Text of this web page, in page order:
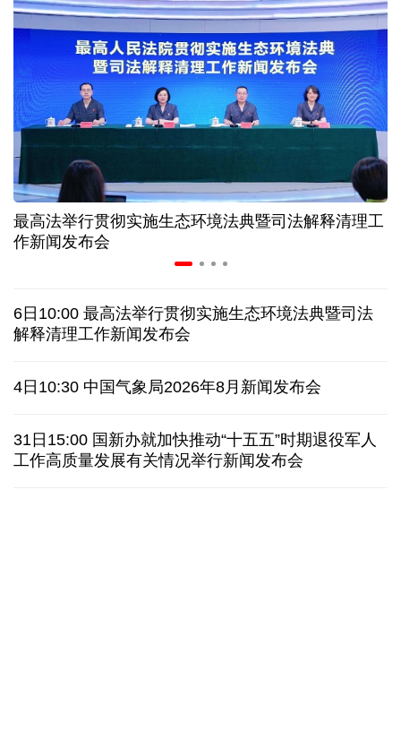
上海打通脑机接口技术走向市场的“三道关”
活力中国调研行｜江淮大地，科技成果正落地生“金”
上半年规模以上工业中小企业增加值同比增长5.8%
从纪念馆到采油一线，新时代石油人这样传承铁人精
神
创新涌动，坚韧向前——解读前7个月我国外贸成绩
日本执政当局应停止在核问题上玩火
我国学者发现银河系外围气体盘呈现波纹状褶皱结构
最高法举行贯彻实施生态环境法典暨司法解释清理工
作新闻发布会
6日10:00 最高法举行贯彻实施生态环境法典暨司法
解释清理工作新闻发布会
4日10:30 中国气象局2026年8月新闻发布会
31日15:00 国新办就加快推动“十五五”时期退役军人
工作高质量发展有关情况举行新闻发布会